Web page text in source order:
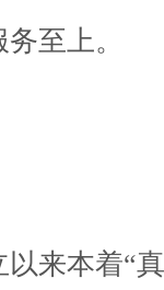
至上。
来本着“